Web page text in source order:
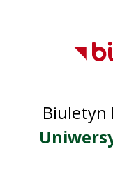
Biuletyn